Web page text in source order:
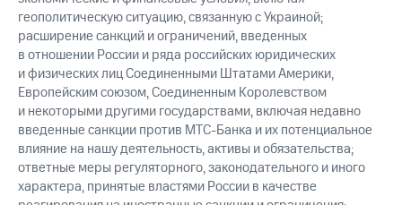
геополитическую ситуацию, связанную с Украиной;
расширение санкций и ограничений, введенных
в отношении России и ряда российских юридических
и физических лиц Соединенными Штатами Америки,
Европейским союзом, Соединенным Королевством
и некоторыми другими государствами, включая недавно
введенные санкции против МТС-Банка и их потенциальное
влияние на нашу деятельность, активы и обязательства;
ответные меры регуляторного, законодательного и иного
характера, принятые властями России в качестве